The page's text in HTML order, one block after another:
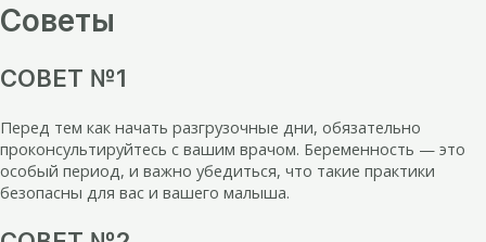
Советы
СОВЕТ №1
Перед тем как начать разгрузочные дни, обязательно
проконсультируйтесь с вашим врачом. Беременность — это
особый период, и важно убедиться, что такие практики
безопасны для вас и вашего малыша.